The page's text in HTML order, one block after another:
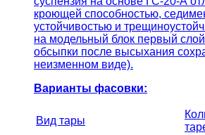
кроющей способностью,
устойчивостью и
на модельный блок первый
обсыпки после высыхания
неизменном виде).
Варианты фасовки:
Вид тары